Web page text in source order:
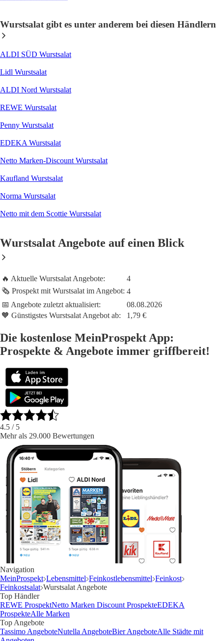
Wurstsalat gibt es unter anderem bei diesen Händlern
ALDI SÜD Wurstsalat
Lidl Wurstsalat
ALDI Nord Wurstsalat
REWE Wurstsalat
Penny Wurstsalat
EDEKA Wurstsalat
Netto Marken-Discount Wurstsalat
Kaufland Wurstsalat
Norma Wurstsalat
Netto mit dem Scottie Wurstsalat
Wurstsalat Angebote auf einen Blick
🔥 Aktuelle Wurstsalat Angebote:
4
🗞️ Prospekt mit Wurstsalat im Angebot: 4
📅 Angebote zuletzt aktualisiert:
08.08.2026
🧡 Günstigstes Wurstsalat Angebot ab:
1,79 €
Die kostenlose MeinProspekt App:
Prospekte & Angebote immer griffbereit!
4.5 / 5
Mehr als 29.000 Bewertungen
Navigation
MeinProspekt Lebensmittel Feinkostlebensmittel Feinkost
Feinkostsalat Wurstsalat Angebote
Top Händler
REWE ProspektNetto Marken Discount ProspekteEDEKA
ProspekteAlle Marken
Top Angebote
Tassimo AngeboteNutella AngeboteBier AngeboteAlle Städte mit